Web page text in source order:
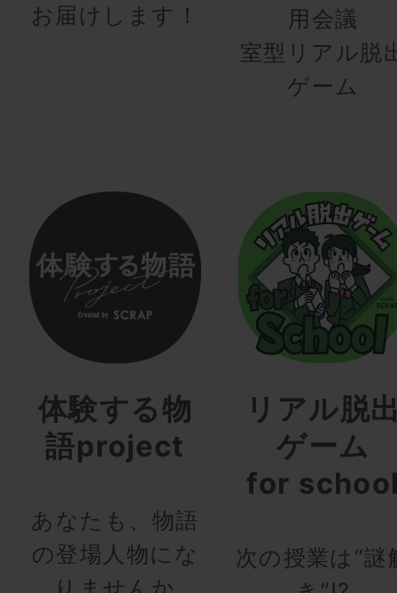
お届けします！
用会議
室型リアル脱
ゲーム
体験する物
語project
あなたも、物語
の登場人物にな
りませんか
リアル脱
ゲーム
for
次の授業は“謎